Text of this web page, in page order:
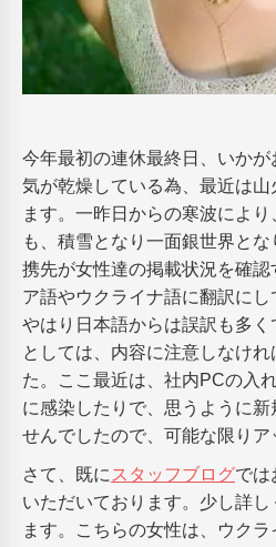
今年最初の連休最終日、いか
気が乾燥している為、最近は
ます。一昨日からの寒波によ
も、積雪となり一面銀世界と
携先が女性達の掲載状況を確
ア語やウクライナ語に翻訳にし
やはり日本語からは誤訳も多
としては、内容に注意しなけ
た。ここ最近は、社内PCの入
に感染したりで、思うように新
せんでしたので、可能な限りア
さて、既に スタッフブログでは
いただいております。少し詳
ます。こちらの女性は、ウク